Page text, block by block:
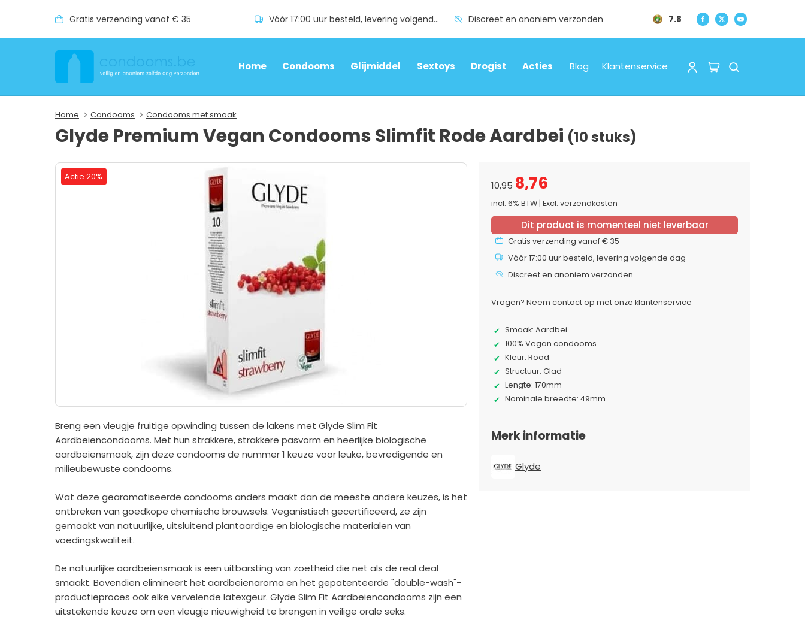
Gratis verzending vanaf € 35 Vóór 17:00 uur besteld, levering volgende dag Discreet en anoniem verzonden 7.8
Blog Klantenservice
Home Condooms Glijmiddel Sextoys Drogist Acties
Home Condooms Condooms met smaak
Glyde Premium Vegan Condooms Slimfit Rode Aardbei (10 stuks)
Actie 20%
Breng een vleugje fruitige opwinding tussen de lakens met Glyde Slim Fit
Aardbeiencondooms. Met hun strakkere, strakkere pasvorm en heerlijke biologische
aardbeiensmaak, zijn deze condooms de nummer 1 keuze voor leuke, bevredigende en
milieubewuste condooms.
Wat deze gearomatiseerde condooms anders maakt dan de meeste andere keuzes, is het
ontbreken van goedkope chemische brouwsels. Veganistisch gecertificeerd, ze zijn
gemaakt van natuurlijke, uitsluitend plantaardige en biologische materialen van
voedingskwaliteit.
De natuurlijke aardbeiensmaak is een uitbarsting van zoetheid die net als de real deal
smaakt. Bovendien elimineert het aardbeienaroma en het gepatenteerde "double-wash"-
productieproces ook elke vervelende latexgeur. Glyde Slim Fit Aardbeiencondooms zijn een
uitstekende keuze om een vleugje nieuwigheid te brengen in veilige orale seks.
10,95 8,76
incl. 6% BTW | Excl. verzendkosten
Dit product is momenteel niet leverbaar
Gratis verzending vanaf € 35
Vóór 17:00 uur besteld, levering volgende dag
Discreet en anoniem verzonden
Vragen? Neem contact op met onze klantenservice
Smaak: Aardbei
100% Vegan condooms
Kleur: Rood
Structuur: Glad
Lengte: 170mm
Nominale breedte: 49mm
Merk informatie
Glyde